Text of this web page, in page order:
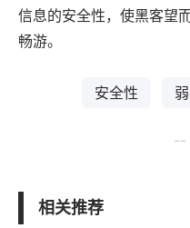
信息的安全性，使黑客望
畅游。
安全性
--
相关推荐